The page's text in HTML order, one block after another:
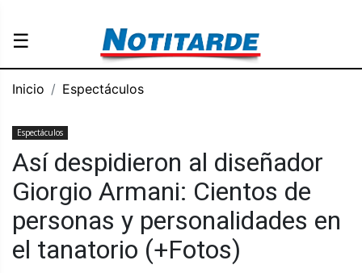
☰
Inicio Espectáculos
Espectáculos
Así despidieron al diseñador
Giorgio Armani: Cientos de
personas y personalidades en
el tanatorio (+Fotos)